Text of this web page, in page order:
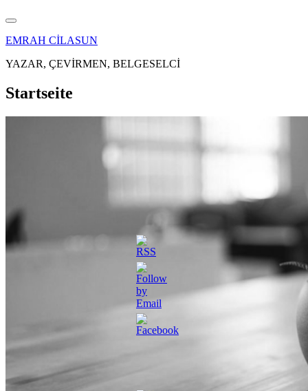
EMRAH CİLASUN
YAZAR, ÇEVİRMEN, BELGESELCİ
Startseite